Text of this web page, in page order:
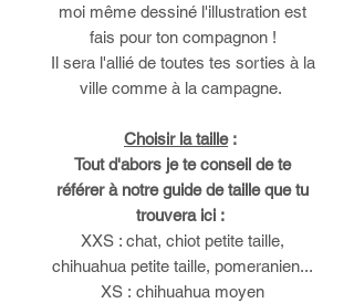
moi même dessiné l'illustration est
fais pour ton compagnon !
Il sera l'allié de toutes tes sorties à la
ville comme à la campagne.
Choisir la taille:
Tout d'abors je te conseil de te
référer à notre guide de taille que tu
trouvera ici :
XXS : chat, chiot petite taille,
chihuahua petite taille, pomeranien...
XS : chihuahua moyen